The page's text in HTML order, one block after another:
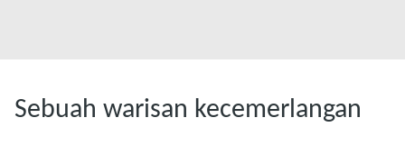
Sebuah warisan kecemerlangan